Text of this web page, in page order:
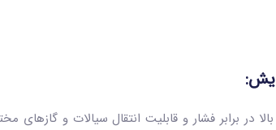
در برابر فشار و قابلیت انتقال سیالات و